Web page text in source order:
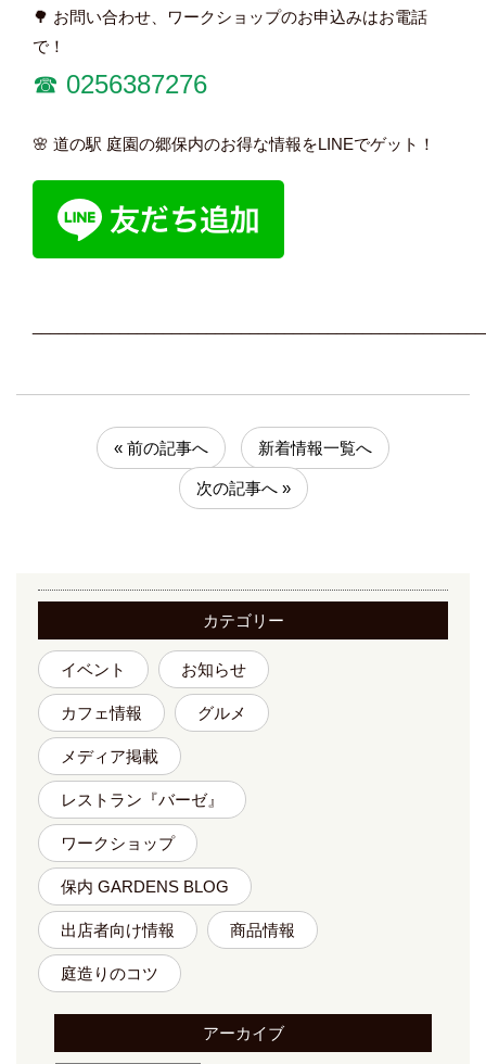
🌳 お問い合わせ、ワークショップのお申込みはお電話
で！
☎︎ 0256387276
🌸 道の駅 庭園の郷保内のお得な情報をLINEでゲット！
« 前の記事へ 新着情報一覧へ
次の記事へ »
カテゴリー
イベント お知らせ
カフェ情報 グルメ
メディア掲載
レストラン『バーゼ』
ワークショップ
保内 GARDENS BLOG
出店者向け情報 商品情報
庭造りのコツ
アーカイブ